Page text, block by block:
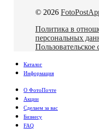
© 2026
Политика в
персональных
Пользовательское
Каталог
Информация
О ФотоПочте
Акции
Сделаем за вас
Бизнесу
FAQ